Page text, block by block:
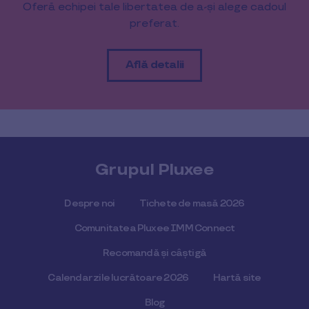
Oferă echipei tale libertatea de a-și alege cadoul
preferat.
Află detalii
Grupul Pluxee
Despre noi Tichete de masă 2026
Comunitatea Pluxee IMM Connect
Recomandă și câștigă
Calendar zile lucrătoare 2026 Hartă site
Blog